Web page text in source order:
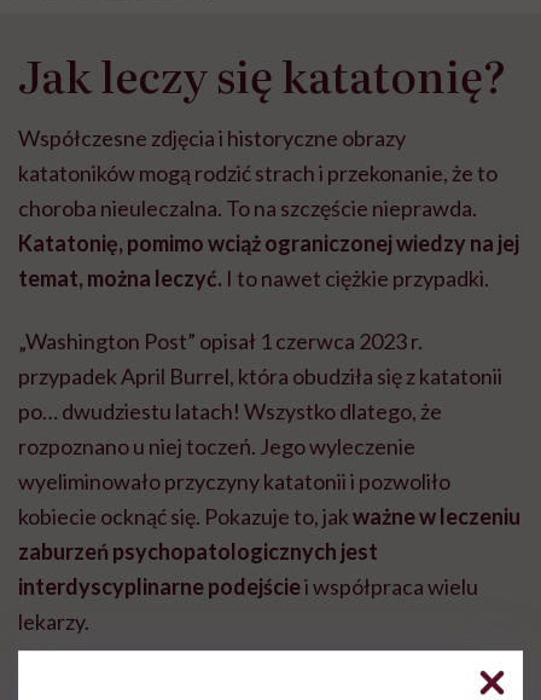
Jak leczy się katatonię?
Współczesne zdjęcia i historyczne obrazy
katatoników mogą rodzić strach i przekonanie, że to
choroba nieuleczalna. To na szczęście nieprawda.
Katatonię, pomimo wciąż ograniczonej wiedzy na jej
temat, można leczyć. I to nawet ciężkie przypadki.
„Washington Post” opisał 1 czerwca 2023 r.
przypadek April Burrel, która obudziła się z katatonii
po… dwudziestu latach! Wszystko dlatego, że
rozpoznano u niej toczeń. Jego wyleczenie
wyeliminowało przyczyny katatonii i pozwoliło
kobiecie ocknąć się. Pokazuje to, jakważne w leczeniu
zaburzeń psychopatologicznych jest
interdyscyplinarne podejściei współpraca wielu
lekarzy.